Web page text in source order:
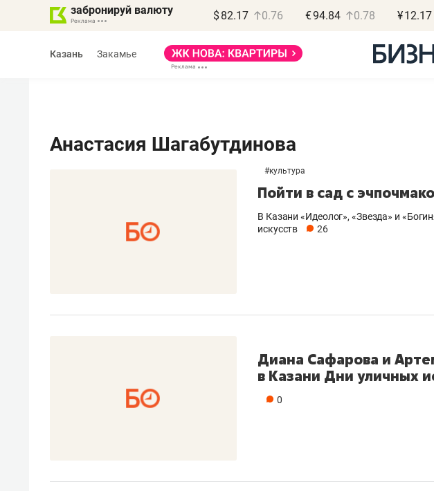
забронируй валюту $ 82.17 0.76 €94.84 0.78 ¥12.17
Казань Закамье
Анастасия Шагабутдинова
#культура
Пойти в сад с
В Казани «Идеолог», «Звезда» и
искусств
26
Диана Сафарова и
в Казани Дни уличных
0
Василь Мазитов
«Не зная местных
правил, бизнес может
«Мне лучше